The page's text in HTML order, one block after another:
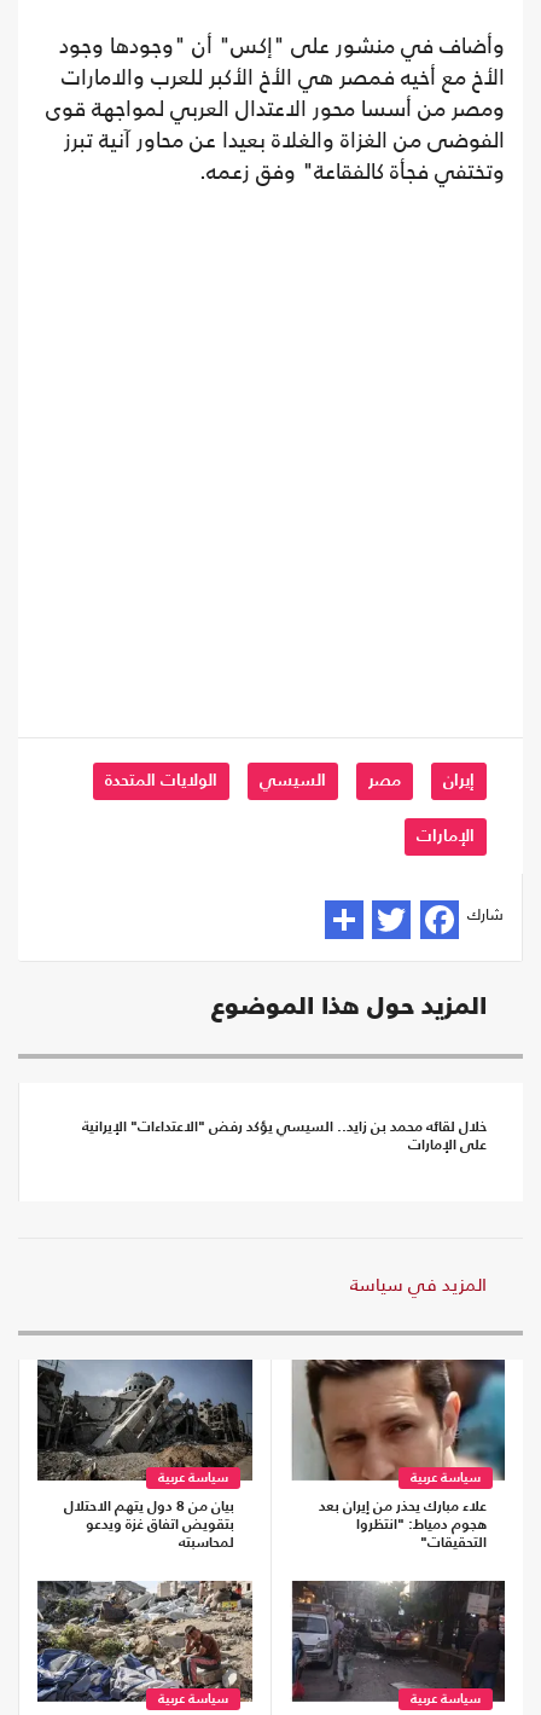
وأضاف في منشور على "إكس" أن "وجودها وجود
الأخ مع أخيه فمصر هي الأخ الأكبر للعرب والامارات
ومصر من أسسا محور الاعتدال العربي لمواجهة قوى
الفوضى من الغزاة والغلاة بعيدا عن محاور آنية تبرز
وتختفي فجأة كالفقاعة" وفق زعمه.
إيران مصر السيسي الولايات المتحدة
الإمارات
شارك
المزيد حول هذا الموضوع
خلال لقائه محمد بن زايد.. السيسي يؤكد رفض "الاعتداءات" الإيرانية
على الإمارات
المزيد في سياسة
سياسة عربية
علاء مبارك يحذر من إيران بعد
هجوم دمياط: "انتظروا
التحقيقات"
سياسة عربية
بيان من 8 دول يتهم الاحتلال
بتقويض اتفاق غزة ويدعو
لمحاسبته
سياسة عربية سياسة عربية